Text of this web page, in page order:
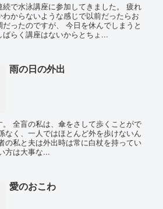
で水泳講座に参加してきました。 疲れ
からないような感じで以前だったらお
ったのですが、 今日を休んでしまうと
らく講座はないからとちょ...
雨の日の外出
全盲の私は、傘をさして歩くことがで
なく、一人ではほとんど外を歩けないん
の私と夫は外出時は常に白杖を持ってい
方は大事な...
愛のおこわ